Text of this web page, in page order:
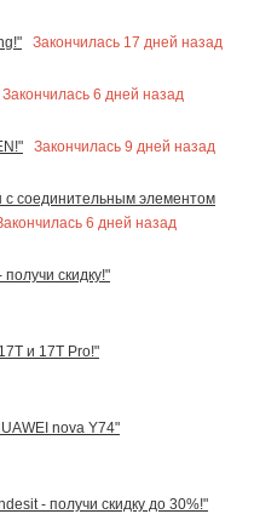
Закончилась 17 дней назад
Закончилась 6 дней назад
Закончилась 9 дней назад
соединительным элементом
6 дней назад
скидку!"
и 17T Pro!"
nova Y74"
- получи скидку до 30%!"